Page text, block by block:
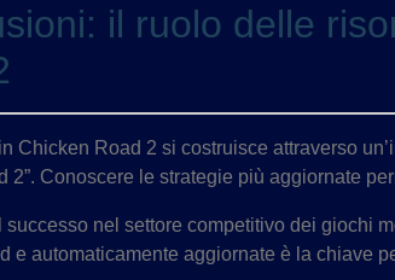
il ruolo delle
Chicken Road 2 si costruisce attraverso
2”. Conoscere le strategie più aggiornate
successo nel settore competitivo dei giochi
e automaticamente aggiornate è la chiave